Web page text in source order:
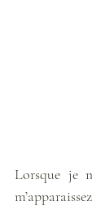
Lorsque je